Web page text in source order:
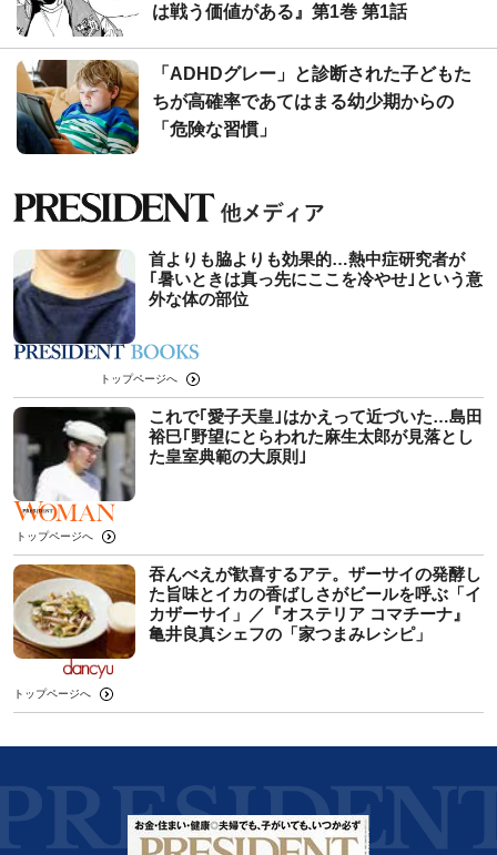
は戦う価値がある』第1巻 第1話
「ADHDグレー」と診断された子どもた
ちが高確率であてはまる幼少期からの
「危険な習慣」
首よりも脇よりも効果的…熱中症研究者が
｢暑いときは真っ先にここを冷やせ｣という意
外な体の部位
トップページへ
これで｢愛子天皇｣はかえって近づいた…島田
裕巳｢野望にとらわれた麻生太郎が見落とし
た皇室典範の大原則｣
トップページへ
吞んべえが歓喜するアテ。ザーサイの発酵し
た旨味とイカの香ばしさがビールを呼ぶ「イ
カザーサイ」／『オステリア コマチーナ』
⻲井良真シェフの「家つまみレシピ」
トップページへ